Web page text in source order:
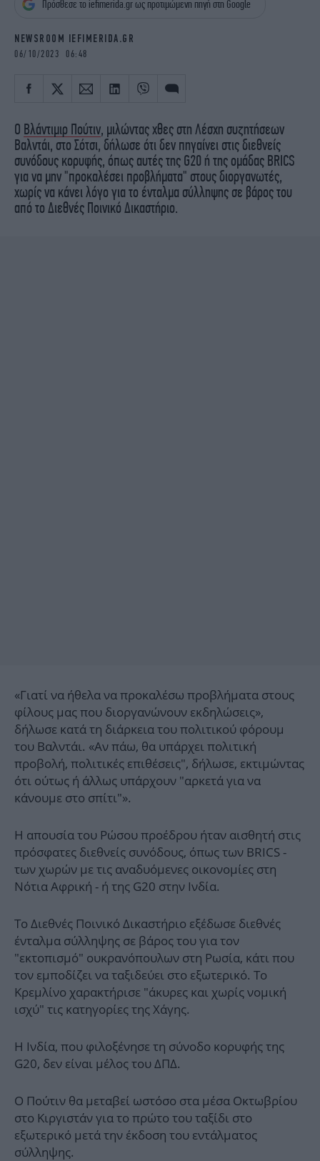
iBOOKS
ΖΩΔΙΑ
MEDIA
NEWSLETTER
Πρόσθεσε το iefimerida.gr ως προτιμώμενη πηγή στη Google
NEWSROOM IEFIMERIDA.GR
06/10/2023 06:48
Ο Βλάντιμιρ Πούτιν, μιλώντας χθες στη Λέσχη συζητήσεων
Βαλντάι, στο Σότσι, δήλωσε ότι δεν πηγαίνει στις διεθνείς
συνόδους κορυφής, όπως αυτές της G20 ή της ομάδας BRICS
για να μην "προκαλέσει προβλήματα" στους διοργανωτές,
χωρίς να κάνει λόγο για το ένταλμα σύλληψης σε βάρος του
από το Διεθνές Ποινικό Δικαστήριο.
«Γιατί να ήθελα να προκαλέσω προβλήματα στους
φίλους μας που διοργανώνουν εκδηλώσεις»,
δήλωσε κατά τη διάρκεια του πολιτικού φόρουμ
του Βαλντάι. «Αν πάω, θα υπάρχει πολιτική
προβολή, πολιτικές επιθέσεις", δήλωσε, εκτιμώντας
ότι ούτως ή άλλως υπάρχουν "αρκετά για να
κάνουμε στο σπίτι"».
Η απουσία του Ρώσου προέδρου ήταν αισθητή στις
πρόσφατες διεθνείς συνόδους, όπως των BRICS -
των χωρών με τις αναδυόμενες οικονομίες στη
Νότια Αφρική - ή της G20 στην Ινδία.
Το Διεθνές Ποινικό Δικαστήριο εξέδωσε διεθνές
ένταλμα σύλληψης σε βάρος του για τον
"εκτοπισμό" ουκρανόπουλων στη Ρωσία, κάτι που
τον εμποδίζει να ταξιδεύει στο εξωτερικό. Το
Κρεμλίνο χαρακτήρισε "άκυρες και χωρίς νομική
ισχύ" τις κατηγορίες της Χάγης.
Η Ινδία, που φιλοξένησε τη σύνοδο κορυφής της
G20, δεν είναι μέλος του ΔΠΔ.
Ο Πούτιν θα μεταβεί ωστόσο στα μέσα Οκτωβρίου
στο Κιργιστάν για το πρώτο του ταξίδι στο
εξωτερικό μετά την έκδοση του εντάλματος
σύλληψης.